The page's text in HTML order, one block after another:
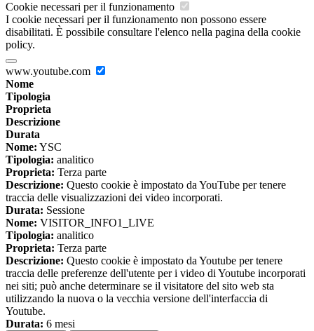
Cookie necessari per il funzionamento
I cookie necessari per il funzionamento non possono essere
disabilitati. È possibile consultare l'elenco nella pagina della cookie
policy.
www.youtube.com
Nome
Tipologia
Proprieta
Descrizione
Durata
Nome: YSC
Tipologia: analitico
Proprieta: Terza parte
Descrizione: Questo cookie è impostato da YouTube per tenere
traccia delle visualizzazioni dei video incorporati.
Durata: Sessione
Nome: VISITOR_INFO1_LIVE
Tipologia: analitico
Proprieta: Terza parte
Descrizione: Questo cookie è impostato da Youtube per tenere
traccia delle preferenze dell'utente per i video di Youtube incorporati
nei siti; può anche determinare se il visitatore del sito web sta
utilizzando la nuova o la vecchia versione dell'interfaccia di
Youtube.
Durata: 6 mesi